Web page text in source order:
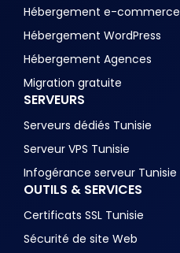
Hébergement e-commerce
Hébergement WordPress
Hébergement Agences
Migration gratuite
SERVEURS
Serveurs dédiés Tunisie
Serveur VPS Tunisie
Infogérance serveur Tunisie
OUTILS & SERVICES
Certificats SSL Tunisie
Sécurité de site Web